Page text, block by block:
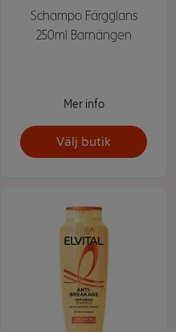
Schampo Färgglans
250ml Barnängen
Mer info
Välj butik